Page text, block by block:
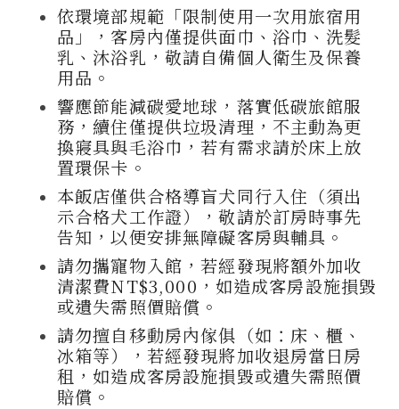
依環境部規範「限制使用一次用旅宿用
品」，客房內僅提供面巾、浴巾、洗髮
乳、沐浴乳，敬請自備個人衛生及保養
用品。
響應節能減碳愛地球，落實低碳旅館服
務，續住僅提供垃圾清理，不主動為更
換寢具與毛浴巾，若有需求請於床上放
置環保卡。
本飯店僅供合格導盲犬同行入住（須出
示合格犬工作證），敬請於訂房時事先
告知，以便安排無障礙客房與輔具。
請勿攜寵物入館，若經發現將額外加收
清潔費NT$3,000，如造成客房設施損毀
或遺失需照價賠償。
請勿擅自移動房內傢俱（如：床、櫃、
冰箱等），若經發現將加收退房當日房
租，如造成客房設施損毀或遺失需照價
賠償。